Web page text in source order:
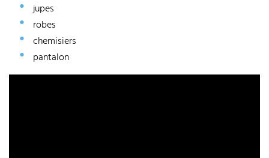
jupes
robes
chemisiers
pantalon